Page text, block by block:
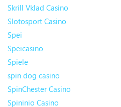
Skrill Vklad Casino
Slotosport Casino
Spei
Speicasino
Spiele
spin dog casino
SpinChester Casino
Spininio Casino